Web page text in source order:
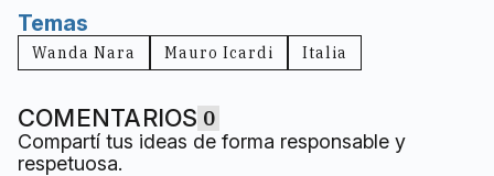
Temas
Wanda Nara Mauro Icardi Italia
COMENTARIOS 0
Compartí tus ideas de forma responsable y
respetuosa.